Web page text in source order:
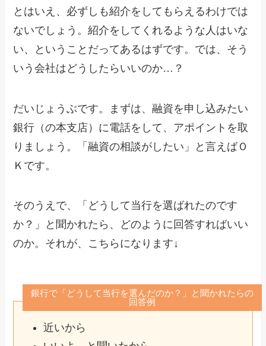
とはいえ、必ずしも紹介をしてもらえるわけでは
ないでしょう。紹介をしてくれるような人はいな
い、ということだってあるはずです。では、そう
いう会社はどうしたらいいのか…？
だいじょうぶです。まずは、融資を申し込みたい
銀行（の本支店）に電話をして、アポイントを取
りましょう。「融資の相談がしたい」と言えばＯ
Ｋです。
そのうえで、「どうして当行を選ばれたのです
か？」と聞かれたら、どのように回答すればいい
のか。それが、こちらになります↓
銀行で「どうして当行を選んだのか？」と聞かれたらの
回答例
近いから